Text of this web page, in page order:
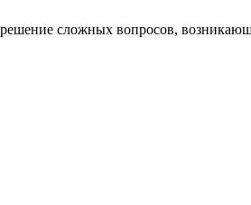
сложных вопросов,